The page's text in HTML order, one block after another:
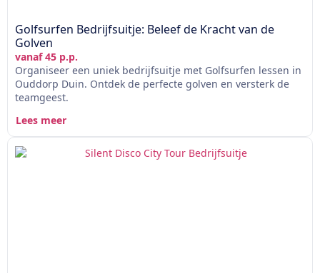
Golfsurfen Bedrijfsuitje: Beleef de Kracht van de
Golven
vanaf 45 p.p.
Organiseer een uniek bedrijfsuitje met Golfsurfen lessen in
Ouddorp Duin. Ontdek de perfecte golven en versterk de
teamgeest.
Lees meer